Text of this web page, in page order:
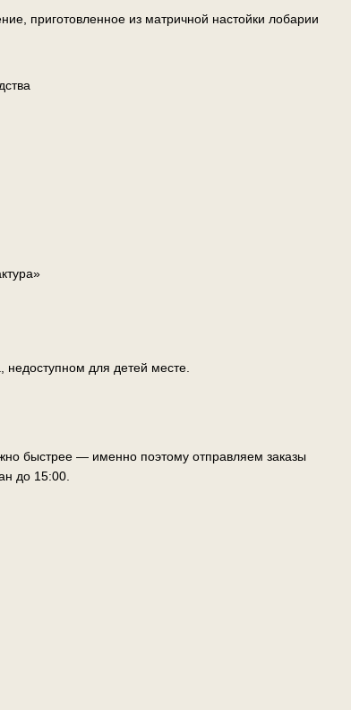
приготовленное из матричной настойки лобарии
для детей месте.
быстрее — именно поэтому отправляем заказы
до 15:00.